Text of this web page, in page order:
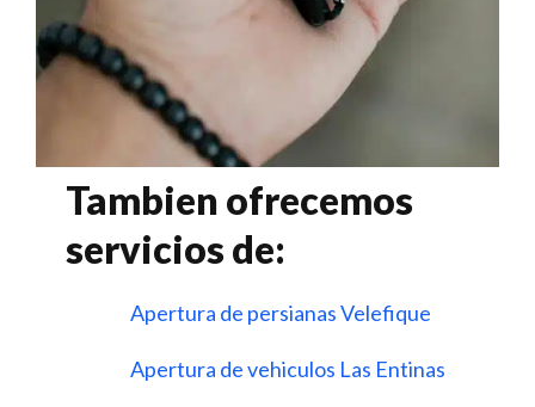
Tambien ofrecemos
servicios de:
Apertura de persianas Velefique
Apertura de vehiculos Las Entinas